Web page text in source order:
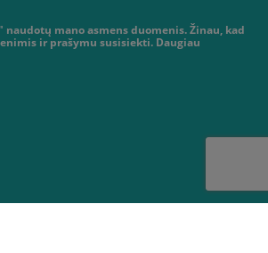
mano asmens duomenis. Žinau, kad
ir prašymu susisiekti. Daugiau